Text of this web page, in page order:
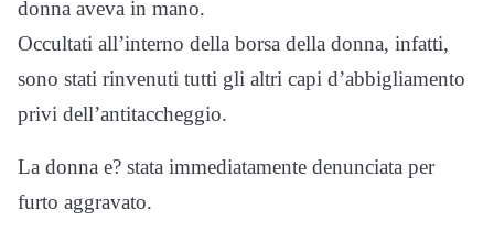
donna aveva in mano.
Occultati all’interno della borsa della donna, infatti,
sono stati rinvenuti tutti gli altri capi d’abbigliamento
privi dell’antitaccheggio.
La donna e? stata immediatamente denunciata per
furto aggravato.